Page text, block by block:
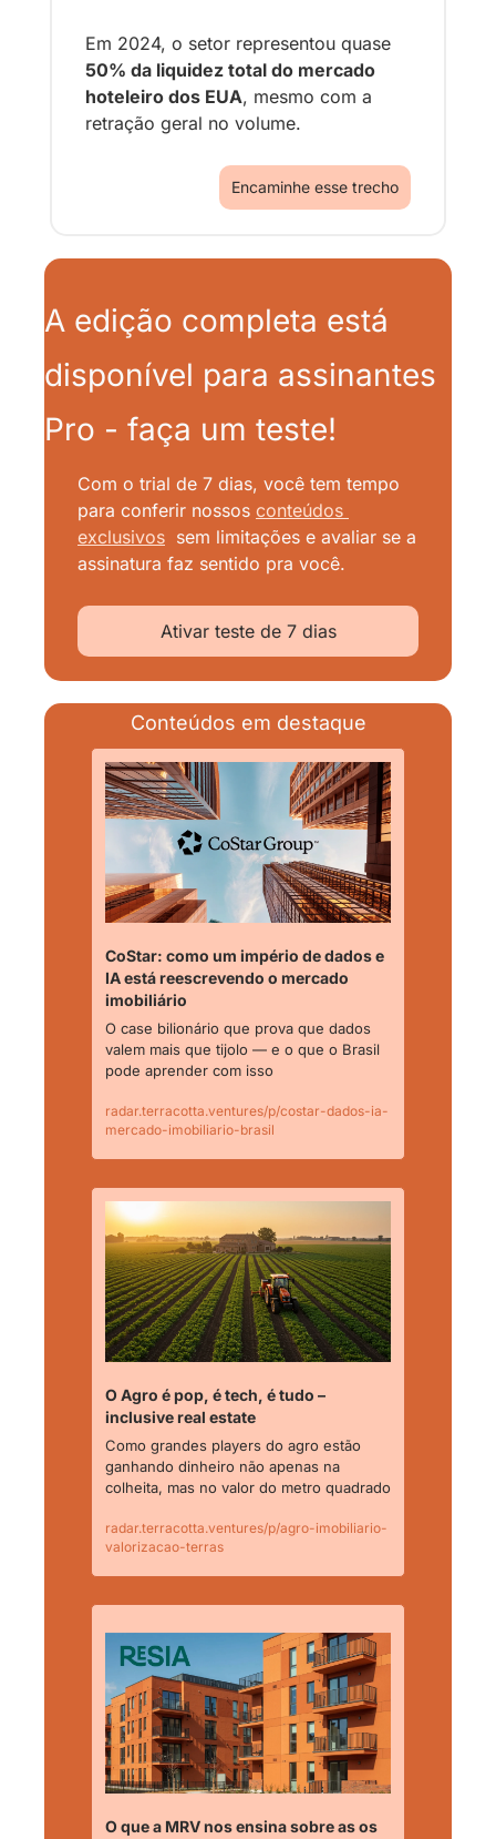
50% da liquidez total do mercado
hoteleiro dos EUA, mesmo com a
retração geral no volume.
Encaminhe esse trecho
A edição completa está
disponível para assinantes
Pro - faça um teste!
Com o trial de 7 dias, você tem tempo
para conferir nossos conteúdos
exclusivos sem limitações e avaliar se a
assinatura faz sentido pra você.
Ativar teste de 7 dias
Conteúdos em destaque
CoStar: como um império de dados e
IA está reescrevendo o mercado
imobiliário
O case bilionário que prova que dados
valem mais que tijolo — e o que o Brasil
pode aprender com isso
radar.terracotta.ventures/p/costar-dados-ia-
mercado-imobiliario-brasil
O Agro é pop, é tech, é tudo –
inclusive real estate
Como grandes players do agro estão
ganhando dinheiro não apenas na
colheita, mas no valor do metro quadrado
radar.terracotta.ventures/p/agro-imobiliario-
valorizacao-terras
O que a MRV nos ensina sobre as os